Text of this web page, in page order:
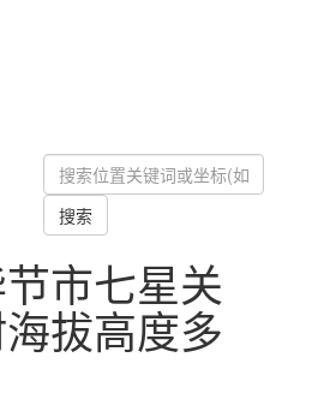
搜索
市七星关
拔高度多